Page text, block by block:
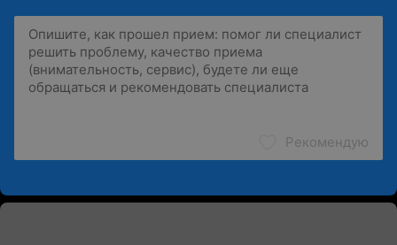
Рекомендую